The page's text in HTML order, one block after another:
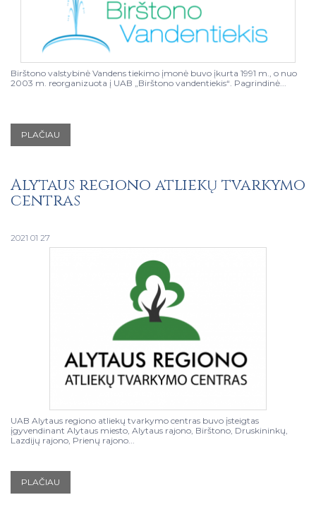
Birštono valstybinė Vandens tiekimo įmonė buvo įkurta 1991 m., o nuo
2003 m. reorganizuota į UAB „Birštono vandentiekis“. Pagrindinė...
PLAČIAU
Alytaus regiono atliekų tvarkymo
centras
2021 01 27
UAB Alytaus regiono atliekų tvarkymo centras buvo įsteigtas
įgyvendinant Alytaus miesto, Alytaus rajono, Birštono, Druskininkų,
Lazdijų rajono, Prienų rajono...
PLAČIAU